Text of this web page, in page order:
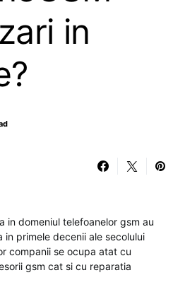
in
in domeniul telefoanelor gsm au
in primele decenii ale secolului
companii se ocupa atat cu
gsm cat si cu reparatia